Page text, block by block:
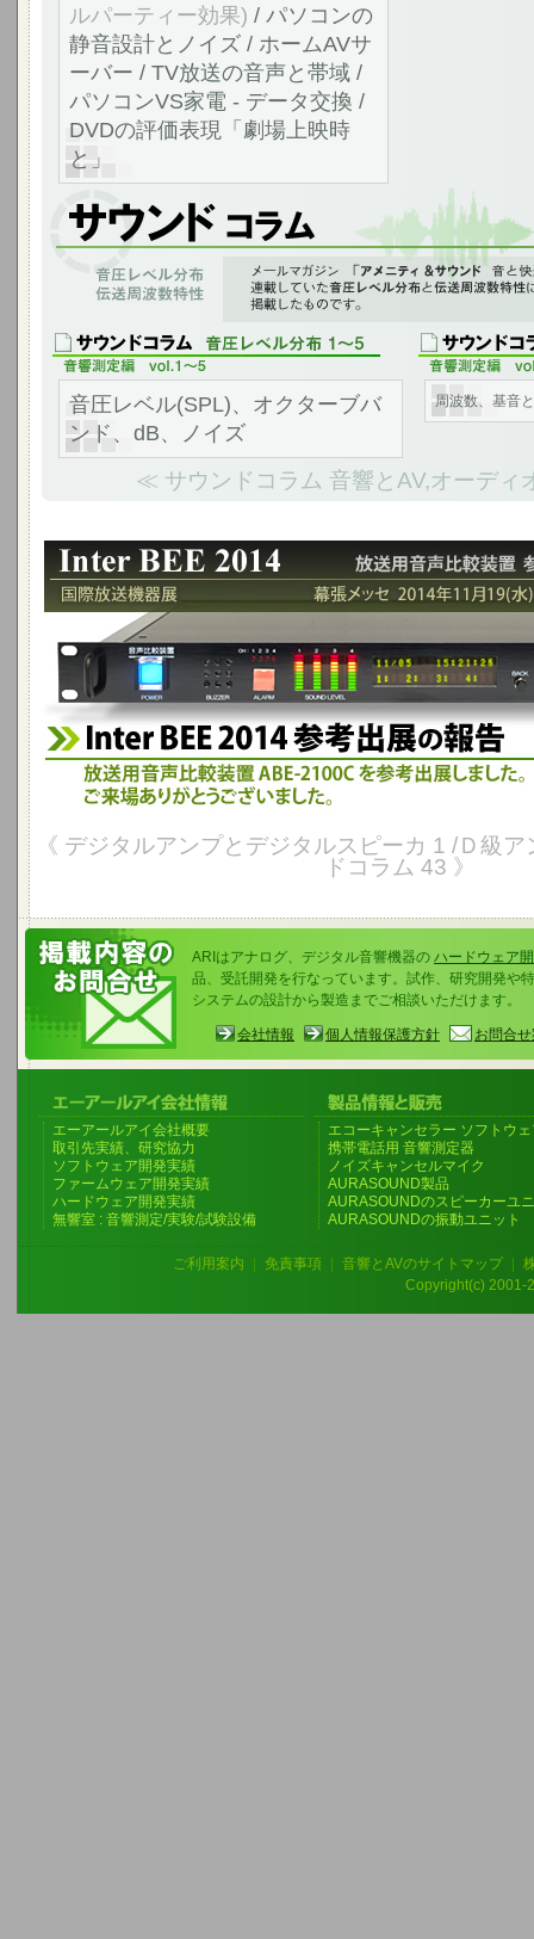
ルパーティー効果) / パソコンの
静音設計とノイズ / ホームAVサ
ーバー / TV放送の音声と帯域 /
パソコンVS家電 - データ交換 /
DVDの評価表現「劇場上映時
と」
音響測定、音圧レベル分布、伝送周波数特性
「アメニティ＆サウンド 音と快適の空間へ」のvol.1～10に連載していた
連したコラムをサウンド コラムのページに編集して掲載しました。
音圧レベル(SPL)、オクターブバ
ンド、dB、ノイズ
周波数、基音
≪ サウンドコラム 音響とAV,オーディ
Inter BEE 2014 参考出品の報告 - 幕張メッセ 2014年11月
放送用音声比較装置 ABE-2100Cを国際放送機器展に参考出展しました。
《 デジタルアンプとデジタルスピーカ 1 /Ｄ級
ドコラム 43 》
ARIはアナログ、デジタル音響機器の ハードウェア
品、受託開発を行なっています。試作、研究開発や
システムの設計から製造までご相談いただけます。
会社情報 個人情報保護方針 お問合
エーアールアイ会社概要
取引先実績、研究協力
ソフトウェア開発実績
ファームウェア開発実績
ハードウェア開発実績
無響室 : 音響測定/実験/試験設備
エコーキャンセラー ソフトウ
携帯電話用 音響測定器
ノイズキャンセルマイク
AURASOUND製品
AURASOUNDのスピーカーユ
AURASOUNDの振動ユニット
ご利用案内 免責事項 音響とAVのサイトマップ
Copyright(c) 2001-